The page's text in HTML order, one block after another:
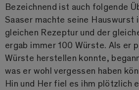
Bezeichnend ist auch folgende
Saaser machte seine Hauswurst
gleichen Rezeptur und der
ergab immer 100 Würste. Als er
Würste herstellen konnte,
was er wohl vergessen haben
Hin und Her fiel es ihm plötzlich